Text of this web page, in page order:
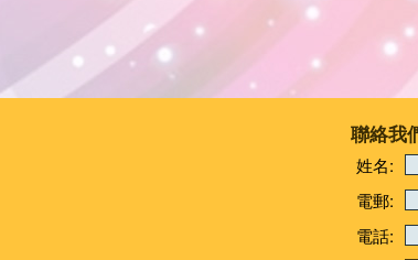
聯絡我
姓名:
電郵:
電話: